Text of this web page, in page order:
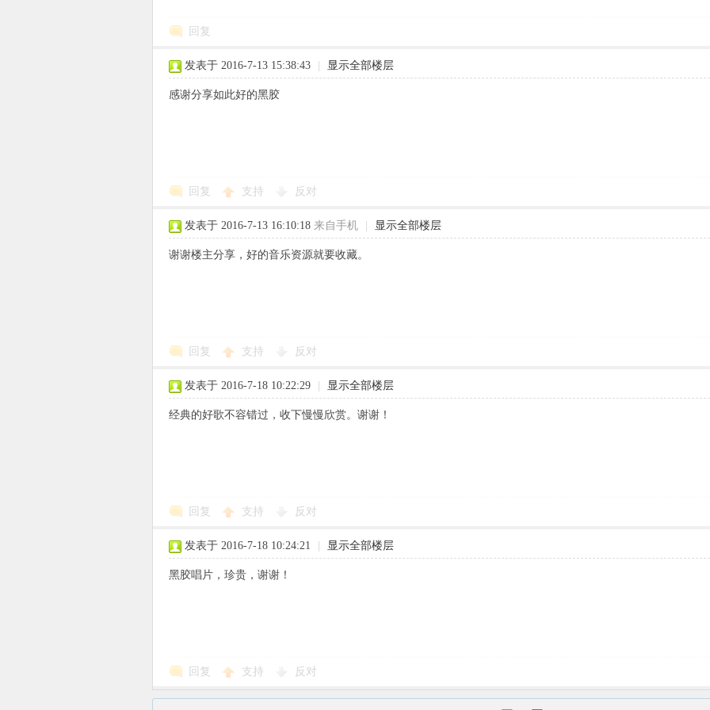
回复
发表于 2016-7-13 15:38:43 显示全部楼层
感谢分享如此好的黑胶
回复 支持 反对
发表于 2016-7-13 16:10:18 来自手机 显示全部楼层
谢谢楼主分享，好的音乐资源就要收藏。
回复 支持 反对
发表于 2016-7-18 10:22:29 显示全部楼层
经典的好歌不容错过，收下慢慢欣赏。谢谢！
回复 支持 反对
发表于 2016-7-18 10:24:21 显示全部楼层
黑胶唱片，珍贵，谢谢！
回复 支持 反对